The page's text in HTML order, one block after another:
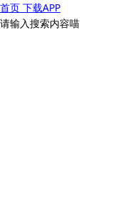
首页 下载APP
请输入搜索内容喵